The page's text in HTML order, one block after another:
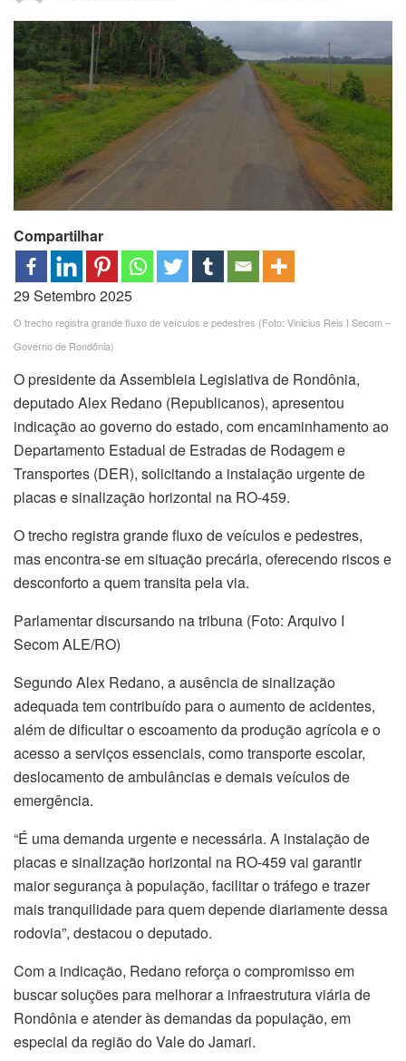
Compartilhar
29 Setembro 2025
O trecho registra grande fluxo de veículos e pedestres (Foto: Vinicius Reis I Secom –
Governo de Rondônia)
O presidente da Assembleia Legislativa de Rondônia,
deputado Alex Redano (Republicanos), apresentou
indicação ao governo do estado, com encaminhamento ao
Departamento Estadual de Estradas de Rodagem e
Transportes (DER), solicitando a instalação urgente de
placas e sinalização horizontal na RO-459.
O trecho registra grande fluxo de veículos e pedestres,
mas encontra-se em situação precária, oferecendo riscos e
desconforto a quem transita pela via.
Parlamentar discursando na tribuna (Foto: Arquivo I
Secom ALE/RO)
Segundo Alex Redano, a ausência de sinalização
adequada tem contribuído para o aumento de acidentes,
além de dificultar o escoamento da produção agrícola e o
acesso a serviços essenciais, como transporte escolar,
deslocamento de ambulâncias e demais veículos de
emergência.
“É uma demanda urgente e necessária. A instalação de
placas e sinalização horizontal na RO-459 vai garantir
maior segurança à população, facilitar o tráfego e trazer
mais tranquilidade para quem depende diariamente dessa
rodovia”, destacou o deputado.
Com a indicação, Redano reforça o compromisso em
buscar soluções para melhorar a infraestrutura viária de
Rondônia e atender às demandas da população, em
especial da região do Vale do Jamari.